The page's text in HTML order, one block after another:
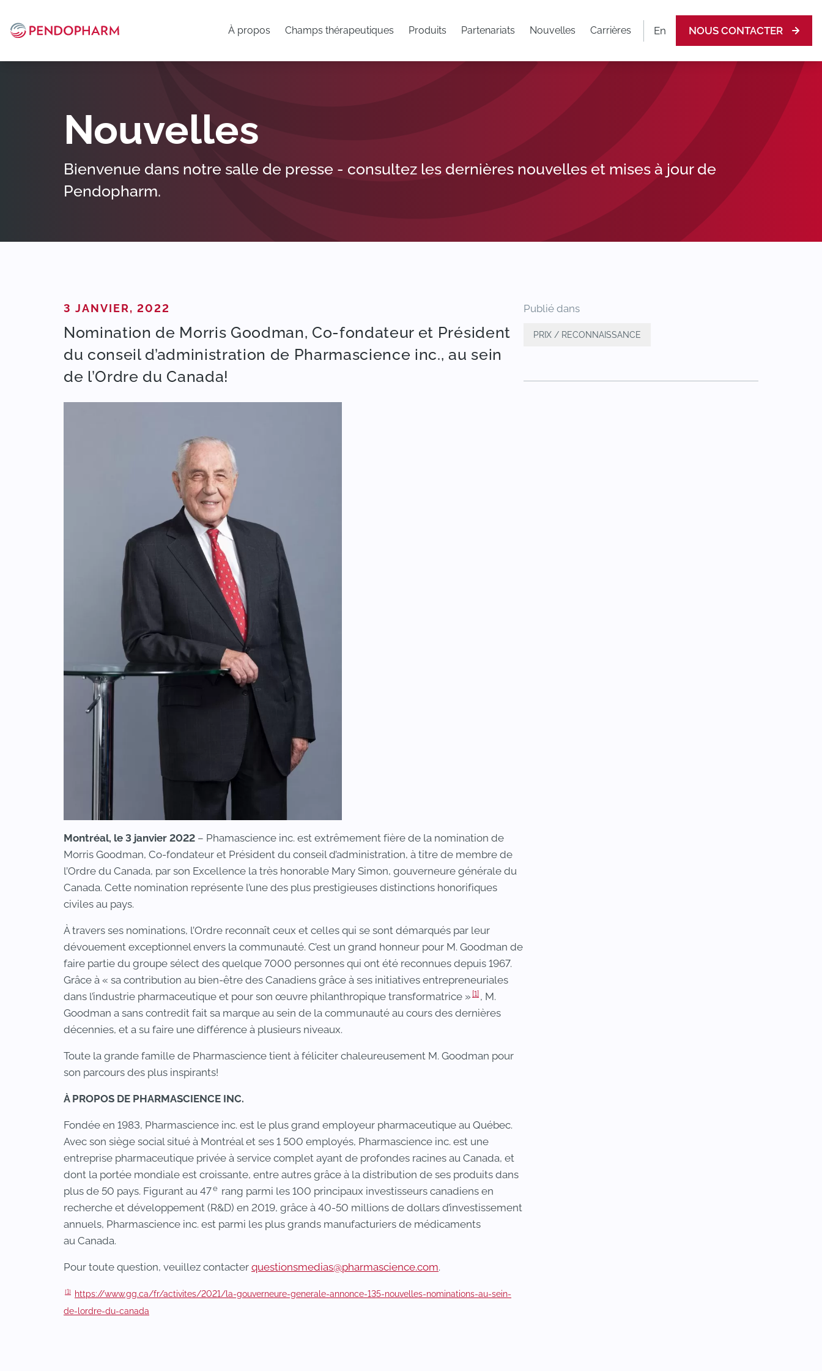
À propos Champs thérapeutiques Produits Partenariats Nouvelles Carrières En NOUS CONTACTER
Nouvelles
Bienvenue dans notre salle de presse - consultez les dernières nouvelles et mises à jour de
Pendopharm.
PUBLIÉ DANS
3 JANVIER, 2022
Nomination de Morris Goodman, Co-fondateur et Président
du conseil d’administration de Pharmascience inc., au sein
de l’Ordre du Canada!
Montréal, le 3 janvier 2022 – Phamascience inc. est extrêmement fière de la nomination de
Morris Goodman, Co-fondateur et Président du conseil d’administration, à titre de membre de
l’Ordre du Canada, par son Excellence la très honorable Mary Simon, gouverneure générale du
Canada. Cette nomination représente l’une des plus prestigieuses distinctions honorifiques
civiles au pays.
À travers ses nominations, l’Ordre reconnaît ceux et celles qui se sont démarqués par leur
dévouement exceptionnel envers la communauté. C’est un grand honneur pour M. Goodman de
faire partie du groupe sélect des quelque 7000 personnes qui ont été reconnues depuis 1967.
Grâce à « sa contribution au bien-être des Canadiens grâce à ses initiatives entrepreneuriales
dans l’industrie pharmaceutique et pour son œuvre philanthropique transformatrice » [1] , M.
Goodman a sans contredit fait sa marque au sein de la communauté au cours des dernières
décennies, et a su faire une différence à plusieurs niveaux.
Toute la grande famille de Pharmascience tient à féliciter chaleureusement M. Goodman pour
son parcours des plus inspirants!
À PROPOS DE PHARMASCIENCE INC.
Fondée en 1983, Pharmascience inc. est le plus grand employeur pharmaceutique au Québec.
Avec son siège social situé à Montréal et ses 1 500 employés, Pharmascience inc. est une
entreprise pharmaceutique privée à service complet ayant de profondes racines au Canada, et
dont la portée mondiale est croissante, entre autres grâce à la distribution de ses produits dans
plus de 50 pays. Figurant au 47e rang parmi les 100 principaux investisseurs canadiens en
recherche et développement (R&D) en 2019, grâce à 40-50 millions de dollars d’investissement
annuels, Pharmascience inc. est parmi les plus grands manufacturiers de médicaments
au Canada.
Pour toute question, veuillez contacter questionsmedias@pharmascience.com.
[1]
https://www.gg.ca/fr/activites/2021/la-gouverneure-generale-annonce-135-nouvelles-nominations-au-sein-
de-lordre-du-canada
Publié dans
PRIX / RECONNAISSANCE